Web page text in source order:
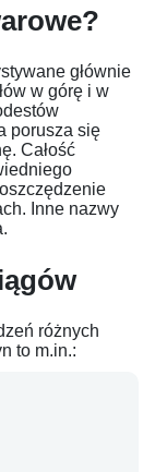
głównie
w górę i w
porusza się
Całość
Inne nazwy
różnych
to m.in.: